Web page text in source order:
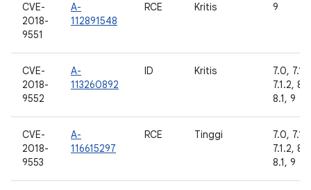
CVE-
2018-
9551
A-
112891548
RCE Kritis 9
CVE-
2018-
9552
A-
113260892
ID Kritis
7.0, 7.1.1,
7.1.2,
8.1, 9
CVE-
2018-
9553
A-
116615297
RCE Tinggi
7.0, 7.1.1,
7.1.2,
8.1, 9